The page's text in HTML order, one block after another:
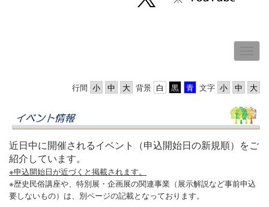
文字
背景
行間
近日中に開催されるイベント（申込開始日の新規順）をご
紹介しています。
※申込開始日が近づくと掲載されます。
※歴史民俗講座や、特別展・企画展の関連事業（展示解説など事前申込
要しないもの）は、別ページの記載となっております。